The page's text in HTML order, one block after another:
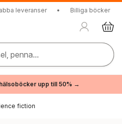
leveranser • Billiga böcker
penna...
upp till 50% →
fiction